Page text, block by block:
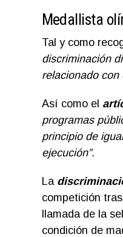
Medallista
Tal y como
discriminación
relacionado
Así como el
programas
principio de
ejecución”.
La
competición
llamada de la
condición de